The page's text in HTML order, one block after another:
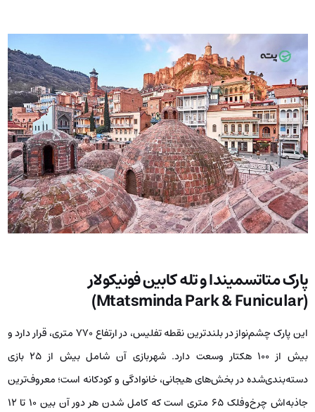
پارک متاتسمیندا و تله کابین فونیکولار
(Mtatsminda Park & Funicular)
این پارک چشم‌نواز در بلندترین نقطه تفلیس، در ارتفاع ۷۷۰ متری، قرار دارد و
بیش از ۱۰۰ هکتار وسعت دارد. شهربازی آن شامل بیش از ۲۵ بازی
دسته‌بندی‌شده در بخش‌های هیجانی، خانوادگی و کودکانه است؛ معروف‌ترین
جاذبه‌اش چرخ‌وفلک ۶۵ متری است که کامل شدن هر دور آن بین ۱۰ تا ۱۲